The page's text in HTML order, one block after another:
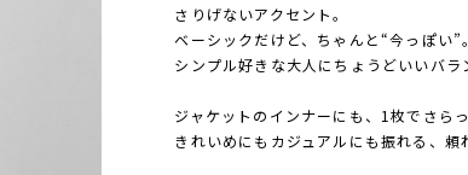
さりげないアクセント。
ベーシックだけど、ちゃんと“今っぽい”。
シンプル好きな大人にちょうどいいバラ
ジャケットのインナーにも、1枚でさら
きれいめにもカジュアルにも振れる、頼